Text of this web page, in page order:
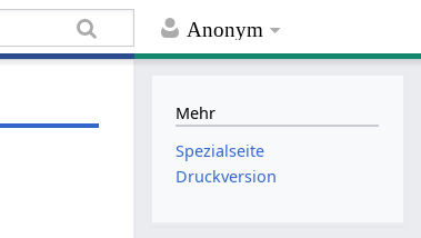
Anonym
Mehr
Spezialseite
Druckversion